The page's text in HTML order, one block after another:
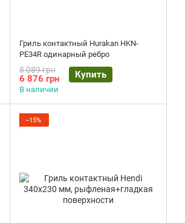
Гриль контактный Hurakan HKN-
PE34R одинарный ребро
8 089 грн
6 876 грн Купить
В наличии
−15%